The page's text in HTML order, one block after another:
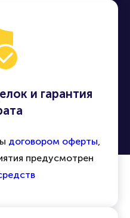
и гарантия
договором оферты,
предусмотрен